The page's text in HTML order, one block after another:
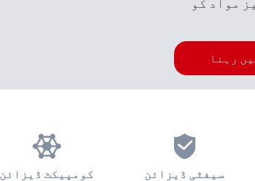
رہنا
کومپیکٹ ڈیزائن سیفٹی ڈیزائن